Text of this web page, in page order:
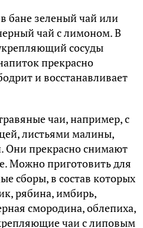
бане зеленый чай или
чай с лимоном. В
сосуды
прекрасно
и восстанавливает
чаи, например, с
листьями малины,
Они прекрасно снимают
Можно приготовить для
сборы, в состав которых
рябина, имбирь,
смородина, облепиха,
чаи с липовым